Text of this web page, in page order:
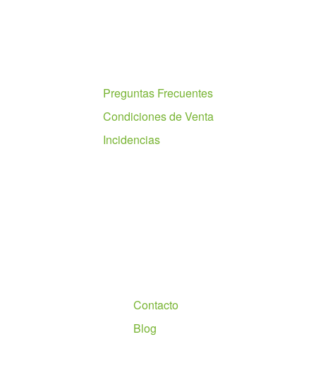
Preguntas Frecuentes
Condiciones de Venta
Incidencias
Contacto
Blog